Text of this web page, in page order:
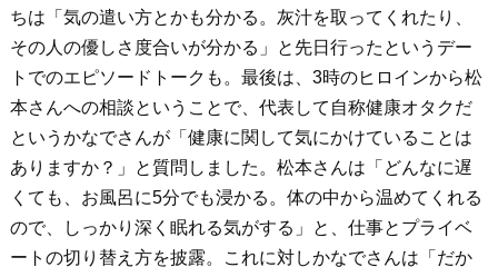
ちは「気の遣い方とかも分かる。灰汁を取ってくれたり、
その人の優しさ度合いが分かる」と先日行ったというデー
トでのエピソードトークも。最後は、3時のヒロインから松
本さんへの相談ということで、代表して自称健康オタクだ
というかなでさんが「健康に関して気にかけていることは
ありますか？」と質問しました。松本さんは「どんなに遅
くても、お風呂に5分でも浸かる。体の中から温めてくれる
ので、しっかり深く眠れる気がする」と、仕事とプライベ
ートの切り替え方を披露。これに対しかなでさんは「だか